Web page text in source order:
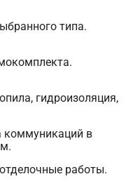
типа.
гидроизоляция,
коммуникаций в
работы.